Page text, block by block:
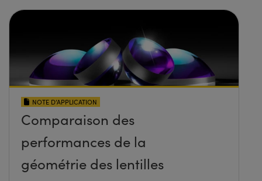
NOTE D’APPLICATION
Comparaison des
performances de la
géométrie des lentilles